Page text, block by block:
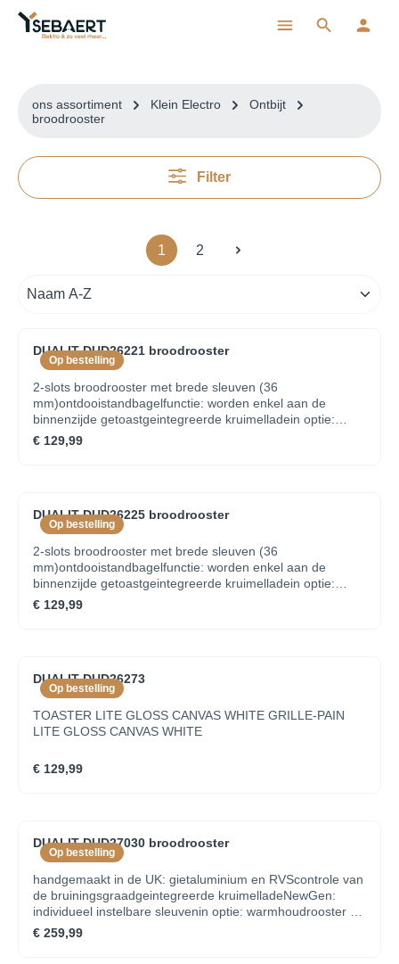
ons assortiment Klein Electro
Ontbijt
broodrooster
Filter
1 2
Op bestelling
DUALIT DUD26221 broodrooster
2-slots broodrooster met brede sleuven (36
mm)ontdooistandbagelfunctie: worden enkel aan de
binnenzijde getoastgeintegreerde kruimelladein optie:
tostiklemmen
€ 129,99
Op bestelling
DUALIT DUD26225 broodrooster
2-slots broodrooster met brede sleuven (36
mm)ontdooistandbagelfunctie: worden enkel aan de
binnenzijde getoastgeintegreerde kruimelladein optie:
tostiklemmen
€ 129,99
Op bestelling
DUALIT DUD26273
TOASTER LITE GLOSS CANVAS WHITE GRILLE-PAIN
LITE GLOSS CANVAS WHITE
€ 129,99
Op bestelling
DUALIT DUD27030 broodrooster
handgemaakt in de UK: gietaluminium en RVScontrole van
de bruiningsgraadgeintegreerde kruimelladeNewGen:
individueel instelbare sleuvenin optie: warmhoudrooster en
tostiklem
€ 259,99